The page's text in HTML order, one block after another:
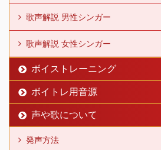
歌声解説 男性シンガー
歌声解説 女性シンガー
ボイストレーニング
ボイトレ用音源
声や歌について
発声方法